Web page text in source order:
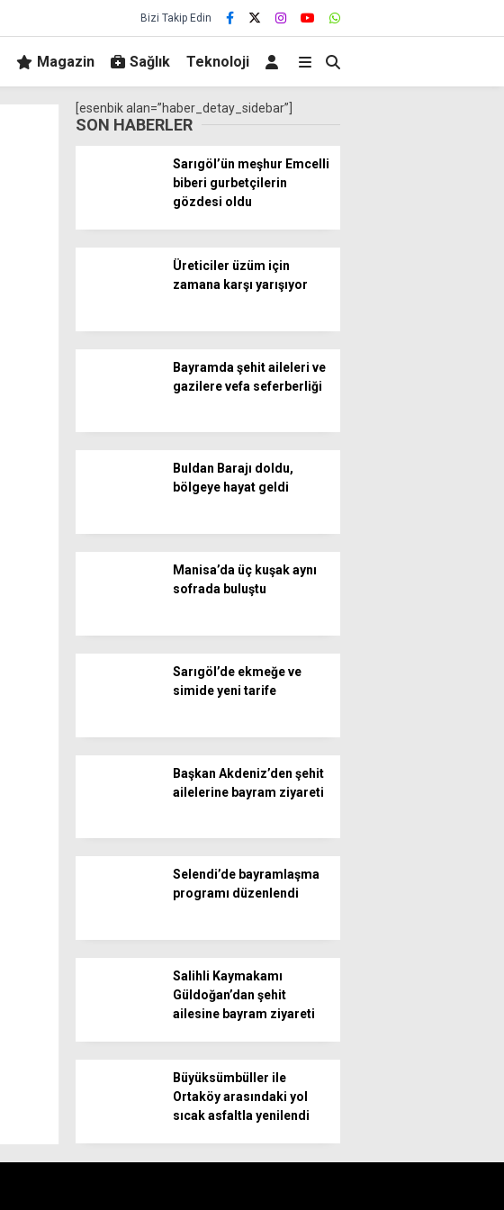
Bizi Takip Edin
Magazin Sağlık Teknoloji
[esenbik alan=”haber_detay_sidebar”]
SON HABERLER
Sarıgöl’ün meşhur Emcelli
biberi gurbetçilerin
gözdesi oldu
Üreticiler üzüm için
zamana karşı yarışıyor
Bayramda şehit aileleri ve
gazilere vefa seferberliği
Buldan Barajı doldu,
bölgeye hayat geldi
Manisa’da üç kuşak aynı
sofrada buluştu
Sarıgöl’de ekmeğe ve
simide yeni tarife
Başkan Akdeniz’den şehit
ailelerine bayram ziyareti
Selendi’de bayramlaşma
programı düzenlendi
Salihli Kaymakamı
Güldoğan’dan şehit
ailesine bayram ziyareti
Büyüksümbüller ile
Ortaköy arasındaki yol
sıcak asfaltla yenilendi